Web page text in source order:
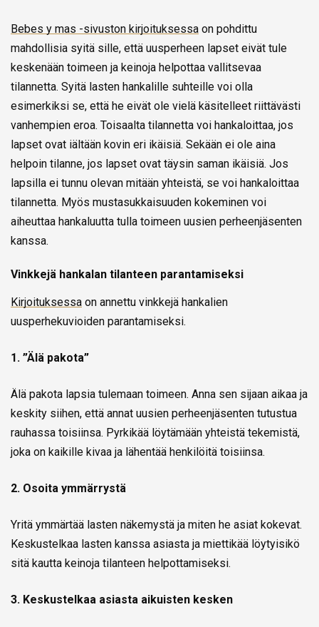
Bebes y mas -sivuston kirjoituksessa on pohdittu
mahdollisia syitä sille, että uusperheen lapset eivät tule
keskenään toimeen ja keinoja helpottaa vallitsevaa
tilannetta. Syitä lasten hankalille suhteille voi olla
esimerkiksi se, että he eivät ole vielä käsitelleet riittävästi
vanhempien eroa. Toisaalta tilannetta voi hankaloittaa, jos
lapset ovat iältään kovin eri ikäisiä. Sekään ei ole aina
helpoin tilanne, jos lapset ovat täysin saman ikäisiä. Jos
lapsilla ei tunnu olevan mitään yhteistä, se voi hankaloittaa
tilannetta. Myös mustasukkaisuuden kokeminen voi
aiheuttaa hankaluutta tulla toimeen uusien perheenjäsenten
kanssa.
Vinkkejä hankalan tilanteen parantamiseksi
Kirjoituksessa on annettu vinkkejä hankalien
uusperhekuvioiden parantamiseksi.
1. ”Älä pakota”
Älä pakota lapsia tulemaan toimeen. Anna sen sijaan aikaa ja
keskity siihen, että annat uusien perheenjäsenten tutustua
rauhassa toisiinsa. Pyrkikää löytämään yhteistä tekemistä,
joka on kaikille kivaa ja lähentää henkilöitä toisiinsa.
2. Osoita ymmärrystä
Yritä ymmärtää lasten näkemystä ja miten he asiat kokevat.
Keskustelkaa lasten kanssa asiasta ja miettikää löytyisikö
sitä kautta keinoja tilanteen helpottamiseksi.
3. Keskustelkaa asiasta aikuisten kesken